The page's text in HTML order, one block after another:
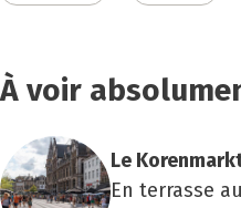
À voir
Le
En terrasse